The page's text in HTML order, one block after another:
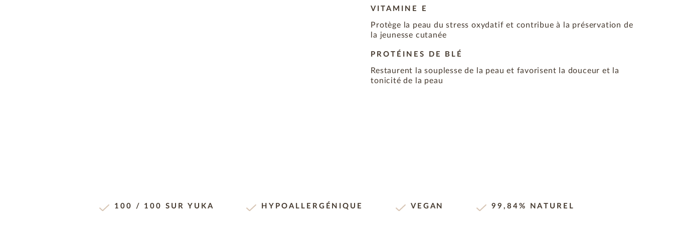
VITAMINE E
Protège la peau du stress oxydatif et contribue à la préservation de
la jeunesse cutanée
PROTÉINES DE BLÉ
Restaurent la souplesse de la peau et favorisent la douceur et la
tonicité de la peau
100 / 100 SUR YUKA HYPOALLERGÉNIQUE VEGAN 99,84% NATUREL